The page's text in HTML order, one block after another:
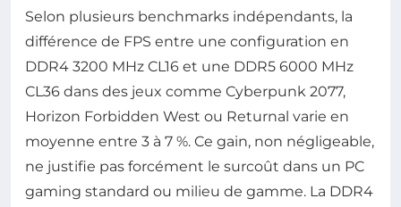
Selon plusieurs benchmarks indépendants, la
différence de FPS entre une configuration en
DDR4 3200 MHz CL16 et une DDR5 6000 MHz
CL36 dans des jeux comme Cyberpunk 2077,
Horizon Forbidden West ou Returnal varie en
moyenne entre 3 à 7 %. Ce gain, non négligeable,
ne justifie pas forcément le surcoût dans un PC
gaming standard ou milieu de gamme. La DDR4